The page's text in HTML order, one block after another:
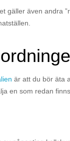
gäller även andra
är att du bör äta
en som redan